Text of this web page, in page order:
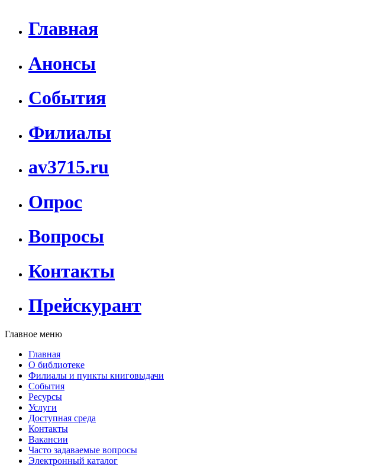
Главная
Анонсы
События
Филиалы
av3715.ru
Опрос
Вопросы
Контакты
Прейскурант
Главное меню
Главная
О библиотеке
Филиалы и пункты книговыдачи
События
Ресурсы
Услуги
Доступная среда
Контакты
Вакансии
Часто задаваемые вопросы
Электронный каталог